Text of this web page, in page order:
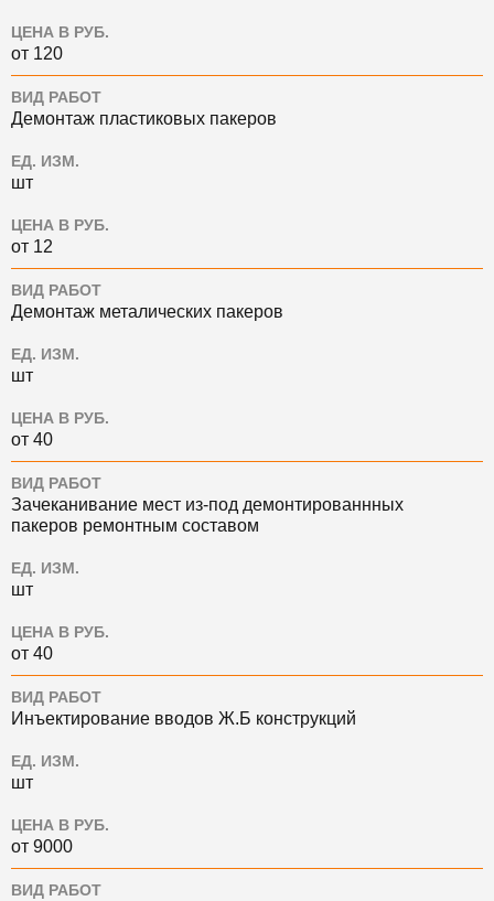
ЦЕНА В РУБ.
от 120
ВИД РАБОТ
Демонтаж пластиковых пакеров
ЕД. ИЗМ.
шт
ЦЕНА В РУБ.
от 12
ВИД РАБОТ
Демонтаж металических пакеров
ЕД. ИЗМ.
шт
ЦЕНА В РУБ.
от 40
ВИД РАБОТ
Зачеканивание мест из-под демонтированнных
пакеров ремонтным составом
ЕД. ИЗМ.
шт
ЦЕНА В РУБ.
от 40
ВИД РАБОТ
Инъектирование вводов Ж.Б конструкций
ЕД. ИЗМ.
шт
ЦЕНА В РУБ.
от 9000
ВИД РАБОТ